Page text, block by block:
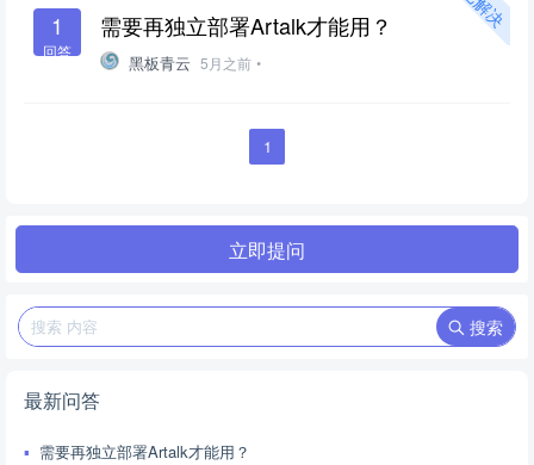
1
回答
需要再独立部署Artalk才能用？
黑板青云 5月之前 •
1
立即提问
搜索
最新问答
需要再独立部署Artalk才能用？